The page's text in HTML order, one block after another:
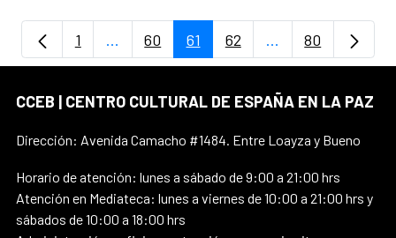
Página
1 ...Páginas intermedias Use TAB para
Página
60 Página
61 Página
62 ...PáginasPágina
80
CCEB | CENTRO CULTURAL DE ESPAÑA EN LA PAZ
Dirección: Avenida Camacho #1484. Entre Loayza y Bueno
Horario de atención: lunes a sábado de 9:00 a 21:00 hrs
Atención en Mediateca: lunes a viernes de 10:00 a 21:00 hrs y
sábados de 10:00 a 18:00 hrs